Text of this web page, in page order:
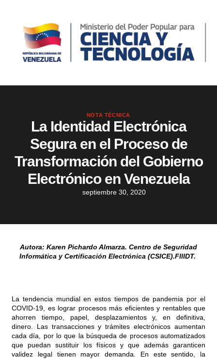
NOTA TÉCNICA
La Identidad Electrónica
Segura en el Proceso de
Transformación del Gobierno
Electrónico en Venezuela
septiembre 30, 2020
Autora: Karen Pichardo Almarza. Centro de Seguridad
Informática y Certificación Electrónica (CSICE).FIIIDT.
La tendencia mundial en estos tiempos de pandemia por el
COVID-19, es lograr procesos más eficientes y rentables que
ahorren tiempo, papel, desplazamientos y, en definitiva,
dinero. Las transacciones y trámites electrónicos aumentan
cada día, por lo que la búsqueda de procesos automatizados
que puedan sustituir los físicos y que además garanticen
validez legal tienen mayor demanda. En este sentido, la